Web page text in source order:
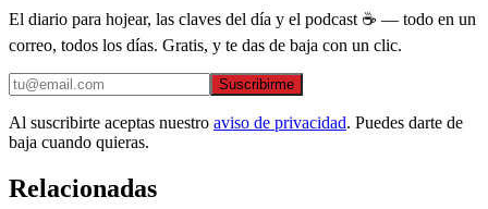
El diario para hojear, las claves del día y el podcast ☕ — todo en un
correo, todos los días. Gratis, y te das de baja con un clic.
Suscribirme
Al suscribirte aceptas nuestro aviso de privacidad. Puedes darte de
baja cuando quieras.
Relacionadas